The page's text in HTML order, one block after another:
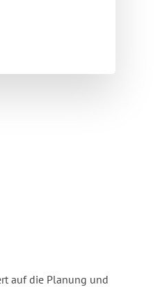
auf die Planung und